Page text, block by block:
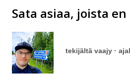
Sata asiaa, joista
tekijältä vaajy